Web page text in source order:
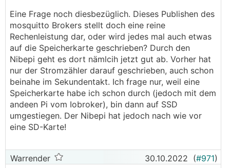
Eine Frage noch diesbezüglich. Dieses Publishen des
mosquitto Brokers stellt doch eine reine
Rechenleistung dar, oder wird jedes mal auch etwas
auf die Speicherkarte geschrieben? Durch den
Nibepi geht es dort nämlcih jetzt gut ab. Vorher hat
nur der Stromzähler darauf geschrieben, auch schon
beinahe im Sekundentakt. Ich frage nur, weil eine
Speicherkarte habe ich schon durch (jedoch mit dem
andeen Pi vom Iobroker), bin dann auf SSD
umgestiegen. Der Nibepi hat jedoch nach wie vor
eine SD-Karte!
Warrender 30.10.2022 (#971)